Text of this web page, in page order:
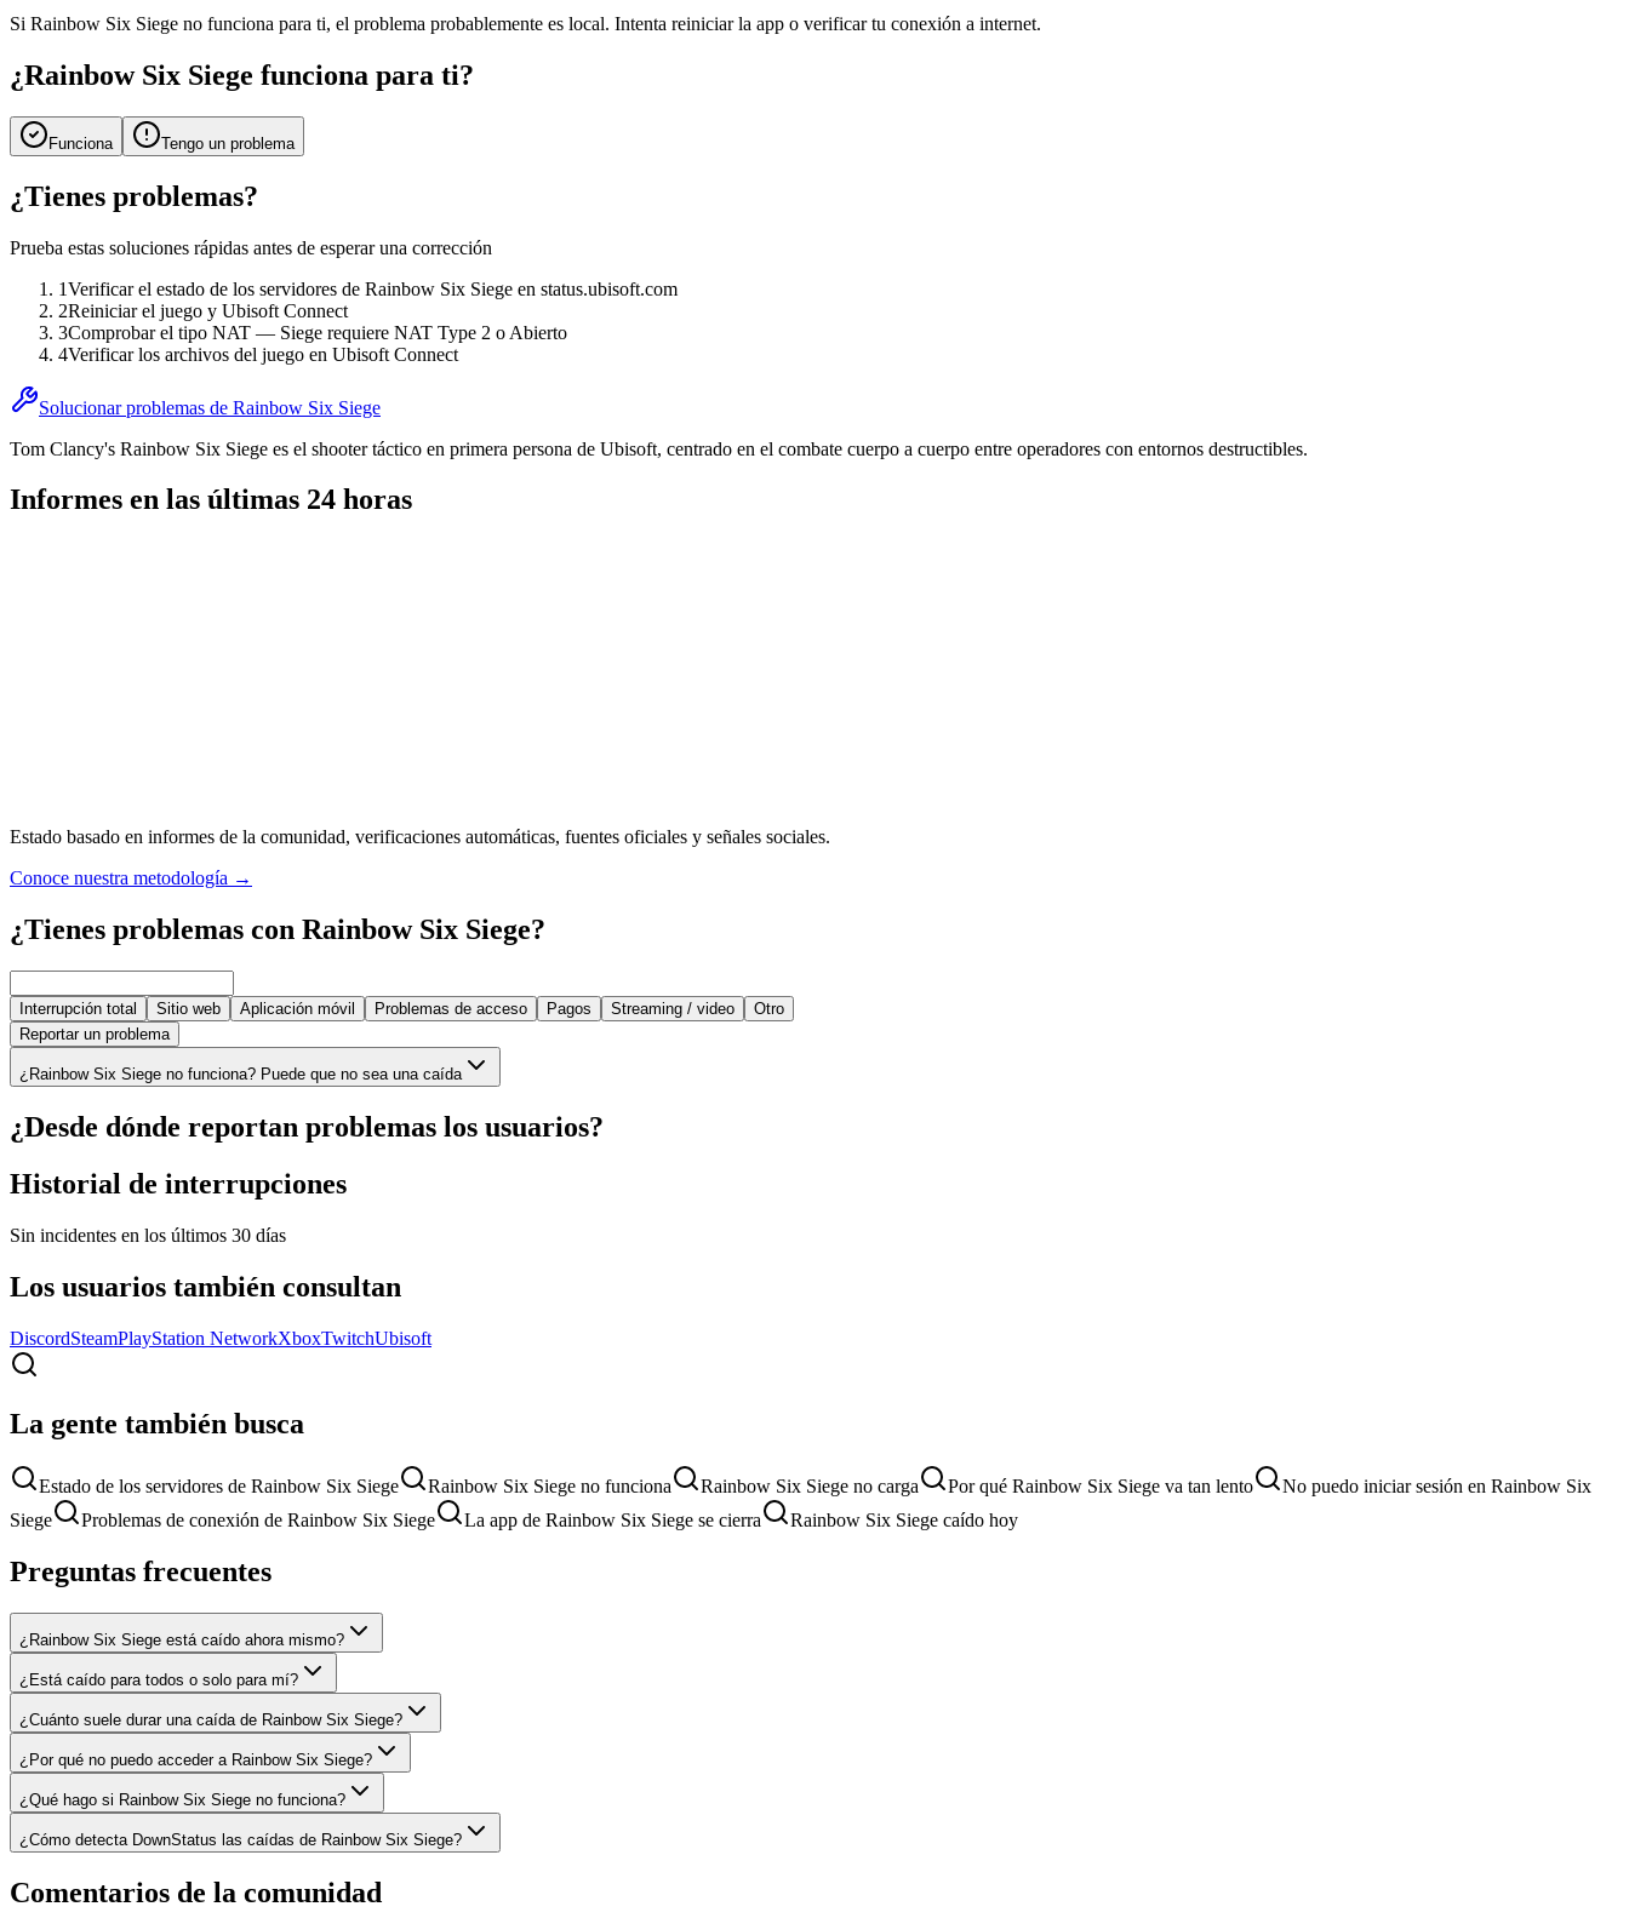
Si Rainbow Six Siege no funciona para ti, el problema probablemente es local. Intenta reiniciar la app o verificar tu conexión a internet.
¿Rainbow Six Siege funciona para ti?
Funciona Tengo un problema
¿Tienes problemas?
Prueba estas soluciones rápidas antes de esperar una corrección
1Verificar el estado de los servidores de Rainbow Six Siege en status.ubisoft.com
2Reiniciar el juego y Ubisoft Connect
3Comprobar el tipo NAT — Siege requiere NAT Type 2 o Abierto
4Verificar los archivos del juego en Ubisoft Connect
Solucionar problemas de Rainbow Six Siege
Tom Clancy's Rainbow Six Siege es el shooter táctico en primera persona de Ubisoft, centrado en el combate cuerpo a cuerpo entre operadores con entornos destructibles.
Informes en las últimas 24 horas
Estado basado en informes de la comunidad, verificaciones automáticas, fuentes oficiales y señales sociales.
Conoce nuestra metodología →
¿Tienes problemas con Rainbow Six Siege?
Interrupción total Sitio web Aplicación móvil Problemas de acceso Pagos Streaming / video
Otro
Reportar un problema
¿Rainbow Six Siege no funciona? Puede que no sea una caída
¿Desde dónde reportan problemas los usuarios?
Historial de interrupciones
Sin incidentes en los últimos 30 días
Los usuarios también consultan
DiscordSteamPlayStation NetworkXboxTwitchUbisoft
La gente también busca
Estado de los servidores de Rainbow Six Siege Rainbow Six Siege no funciona Rainbow Six Siege no carga Por qué Rainbow Six Siege va tan lento
No puedo iniciar sesión en Rainbow Six
Siege
Problemas de conexión de Rainbow Six Siege La app de Rainbow Six Siege se cierra Rainbow Six Siege caído hoy
Preguntas frecuentes
¿Rainbow Six Siege está caído ahora mismo?
¿Está caído para todos o solo para mí?
¿Cuánto suele durar una caída de Rainbow Six Siege?
¿Por qué no puedo acceder a Rainbow Six Siege?
¿Qué hago si Rainbow Six Siege no funciona?
¿Cómo detecta DownStatus las caídas de Rainbow Six Siege?
Comentarios de la comunidad